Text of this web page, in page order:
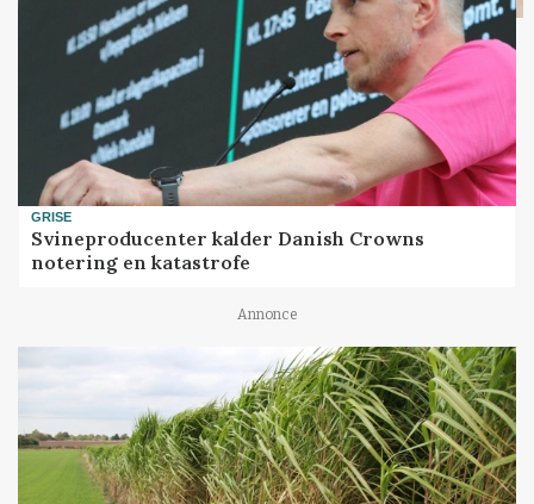
GRISE
Svineproducenter kalder Danish Crowns
notering en katastrofe
Annonce